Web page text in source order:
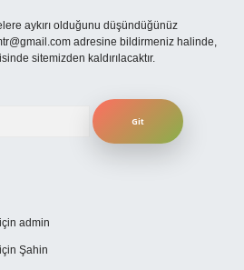
aykırı olduğunu düşündüğünüz
adresine bildirmeniz halinde,
sitemizden kaldırılacaktır.
için admin
için Şahin